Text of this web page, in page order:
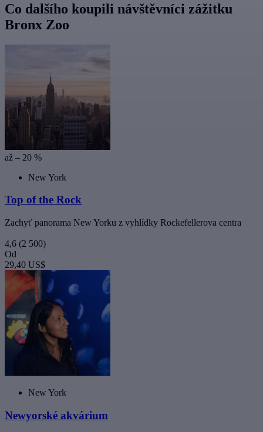
Co dalšího koupili návštěvníci zážitku
Bronx Zoo
až – 20 %
New York
Top of the Rock
Zachyť panorama New Yorku z vyhlídky Rockefellerova centra
4,6 (2 500)
Od
29,40 US$
New York
Newyorské akvárium